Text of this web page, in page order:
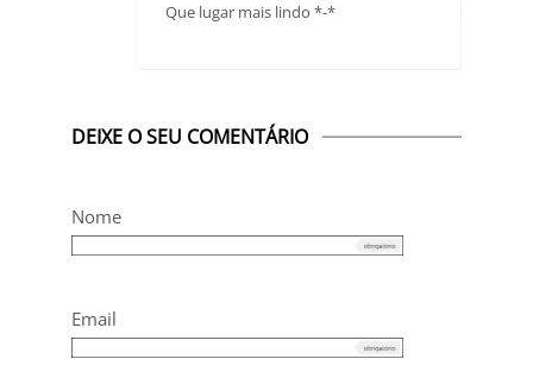
Que lugar mais lindo *-*
DEIXE O SEU COMENTÁRIO
Nome
Email